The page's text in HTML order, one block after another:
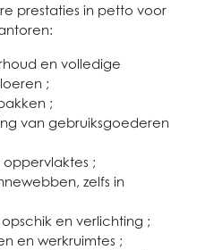
prestaties in petto voor
en volledige
;
;
van gebruiksgoederen
;
zelfs in
en verlichting ;
en werkruimtes ;